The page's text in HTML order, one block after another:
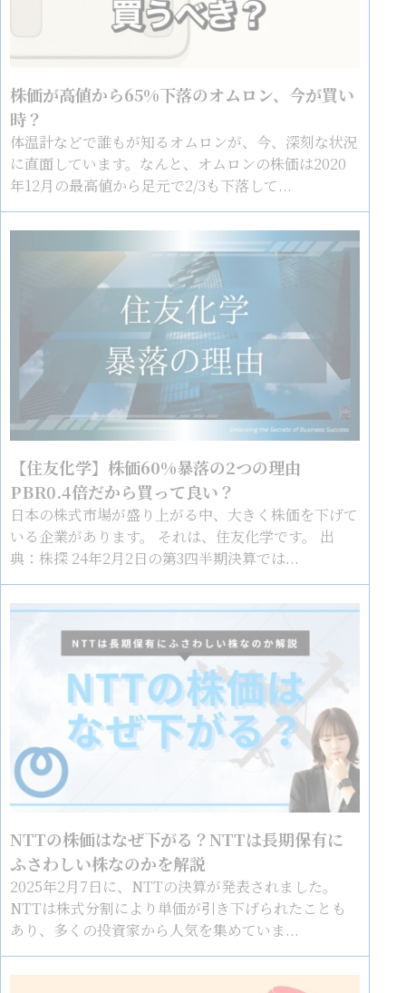
株価が高値から65%下落のオムロン、今が買い
時？
体温計などで誰もが知るオムロンが、今、深刻な状況
に直面しています。なんと、オムロンの株価は2020
年12月の最高値から足元で2/3も下落して...
【住友化学】株価60%暴落の2つの理由
PBR0.4倍だから買って良い？
日本の株式市場が盛り上がる中、大きく株価を下げて
いる企業があります。 それは、住友化学です。 出
典：株探 24年2月2日の第3四半期決算では...
NTTの株価はなぜ下がる？NTTは長期保有に
ふさわしい株なのかを解説
2025年2月7日に、NTTの決算が発表されました。
NTTは株式分割により単価が引き下げられたことも
あり、多くの投資家から人気を集めていま...